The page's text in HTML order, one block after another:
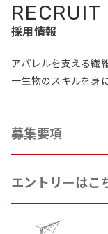
RECRUIT
採⽤情報
アパレルを⽀える繊
⼀⽣物のスキルを⾝
募集要項
エントリーはこ